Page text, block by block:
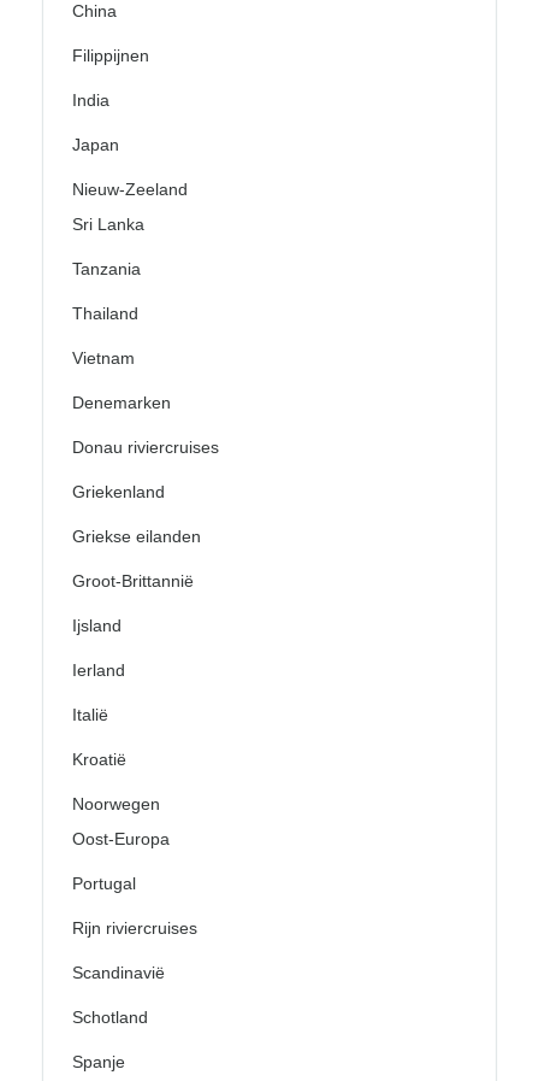
China
Filippijnen
India
Japan
Nieuw-Zeeland
Sri Lanka
Tanzania
Thailand
Vietnam
Denemarken
Donau riviercruises
Griekenland
Griekse eilanden
Groot-Brittannië
Ijsland
Ierland
Italië
Kroatië
Noorwegen
Oost-Europa
Portugal
Rijn riviercruises
Scandinavië
Schotland
Spanje